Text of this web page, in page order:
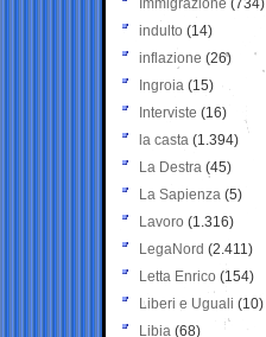
Immigrazione (734)
indulto (14)
inflazione (26)
Ingroia (15)
Interviste (16)
la casta (1.394)
La Destra (45)
La Sapienza (5)
Lavoro (1.316)
LegaNord (2.411)
Letta Enrico (154)
Liberi e Uguali (10)
Libia (68)